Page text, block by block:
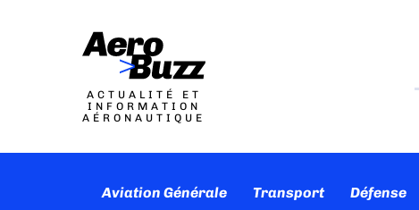
ACTUALITÉ ET
INFORMATION
AÉRONAUTIQUE
Aviation Générale Transport Défense